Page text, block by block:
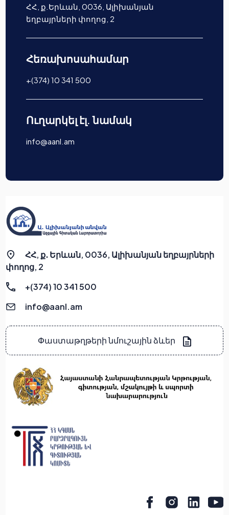
ՀՀ, ք.Երևան, 0036, Ալիխանյան
եղբայրների փողոց, 2
Հեռախոսահամար
+(374) 10 341 500
Ուղարկել էլ. նամակ
info@aanl.am
ՀՀ, ք․ Երևան, 0036, Ալիխանյան եղբայրների
փողոց, 2
+(374) 10 341 500
info@aanl.am
Փաստաթղթերի նմուշային ձևեր